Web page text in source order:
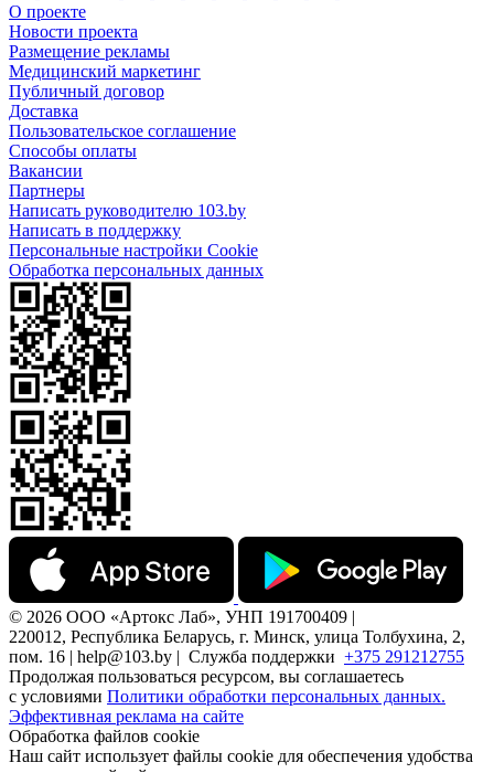
О проекте
Новости проекта
Размещение рекламы
Медицинский маркетинг
Публичный договор
Доставка
Пользовательское соглашение
Способы оплаты
Вакансии
Партнеры
Написать руководителю 103.by
Написать в поддержку
Персональные настройки Cookie
Обработка персональных данных
© 2026 ООО «Артокс Лаб», УНП 191700409 |
220012, Республика Беларусь, г. Минск, улица Толбухина, 2,
пом. 16 | help@103.by | Служба поддержки +375 291212755
Продолжая пользоваться ресурсом, вы соглашаетесь
с условиями Политики обработки персональных данных.
Эффективная реклама на сайте
Обработка файлов cookie
Наш сайт использует файлы cookie для обеспечения удобства